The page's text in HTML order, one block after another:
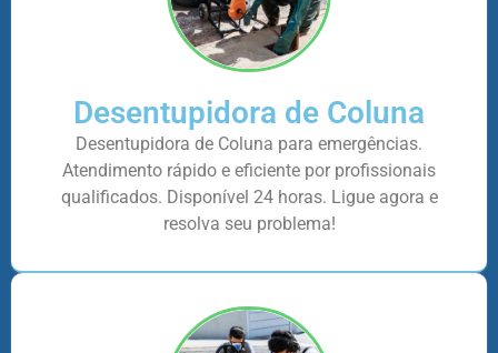
Desentupidora de Coluna
Desentupidora de Coluna para emergências.
Atendimento rápido e eficiente por profissionais
qualificados. Disponível 24 horas. Ligue agora e
resolva seu problema!